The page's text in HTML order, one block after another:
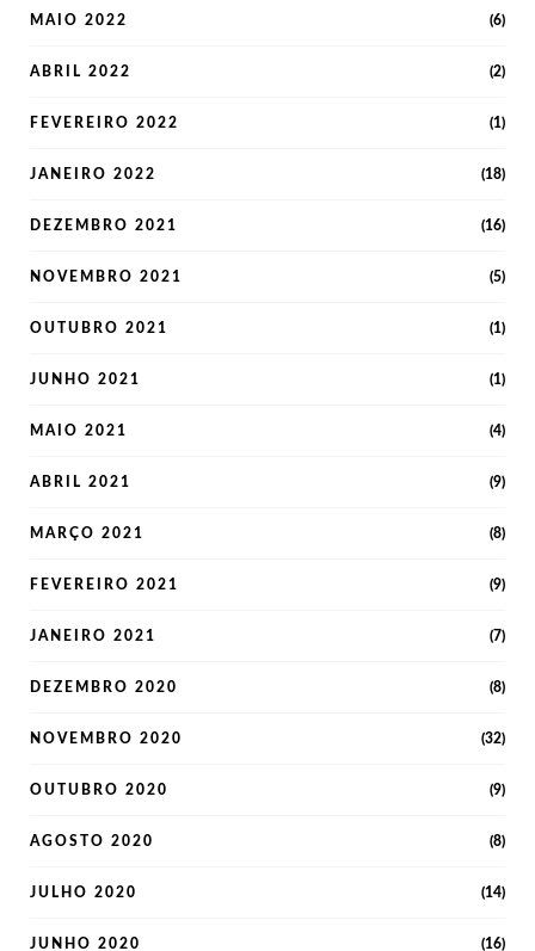
MAIO 2022 (6)
ABRIL 2022 (2)
FEVEREIRO 2022 (1)
JANEIRO 2022 (18)
DEZEMBRO 2021 (16)
NOVEMBRO 2021 (5)
OUTUBRO 2021 (1)
JUNHO 2021 (1)
MAIO 2021 (4)
ABRIL 2021 (9)
MARÇO 2021 (8)
FEVEREIRO 2021 (9)
JANEIRO 2021 (7)
DEZEMBRO 2020 (8)
NOVEMBRO 2020 (32)
OUTUBRO 2020 (9)
AGOSTO 2020 (8)
JULHO 2020 (14)
JUNHO 2020 (16)